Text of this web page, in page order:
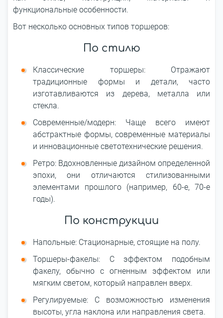
функциональные особенности.
Вот несколько основных типов торшеров:
По стилю
Классические торшеры: Отражают
традиционные формы и детали, часто
изготавливаются из дерева, металла или
стекла.
Современные/модерн: Чаще всего имеют
абстрактные формы, современные материалы
и инновационные светотехнические решения.
Ретро: Вдохновленные дизайном определенной
эпохи, они отличаются стилизованными
элементами прошлого (например, 60-е, 70-е
годы).
По конструкции
Напольные: Стационарные, стоящие на полу.
Торшеры-факелы: С эффектом подобным
факелу, обычно с огненным эффектом или
мягким светом, который направлен вверх.
Регулируемые: С возможностью изменения
высоты, угла наклона или направления света.